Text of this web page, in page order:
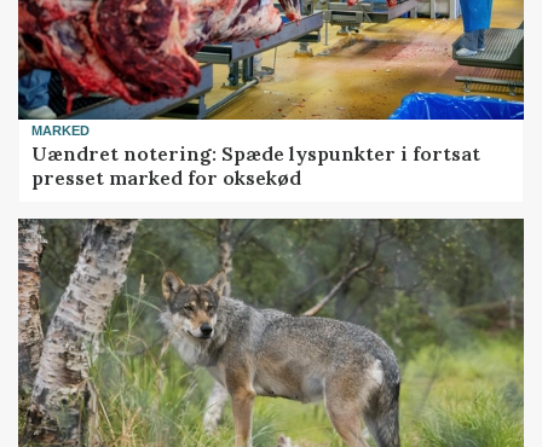
MARKED
Uændret notering: Spæde lyspunkter i fortsat
presset marked for oksekød